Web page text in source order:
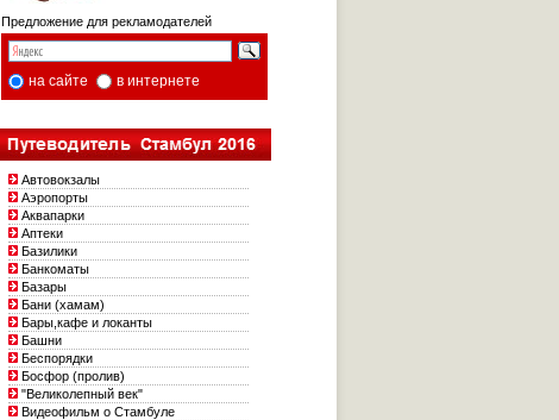
Предложение для рекламодателей
на сайте в интернете
Автовокзалы
Аэропорты
Аквапарки
Аптеки
Базилики
Банкоматы
Базары
Бани (хамам)
Бары,кафе и локанты
Башни
Беспорядки
Босфор (пролив)
"Великолепный век"
Видеофильм о Стамбуле